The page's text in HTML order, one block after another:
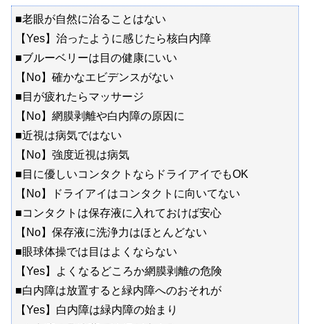
■老眼が自然に治ることはない
【Yes】治ったように感じたら核白内障
■ブルーベリーは目の健康にいい
【No】確かなエビデンスがない
■目が疲れたらマッサージ
【No】網膜剥離や白内障の原因に
■近視は病気ではない
【No】強度近視は病気
■目に優しいコンタクトならドライアイでもOK
【No】ドライアイはコンタクトに向いてない
■コンタクトは保存液に入れておけば安心
【No】保存液に洗浄力はほとんどない
■眼球体操では目はよくならない
【Yes】よくなるどころか網膜剥離の危険
■白内障は放置すると緑内障へのおそれが
【Yes】白内障は緑内障の始まり